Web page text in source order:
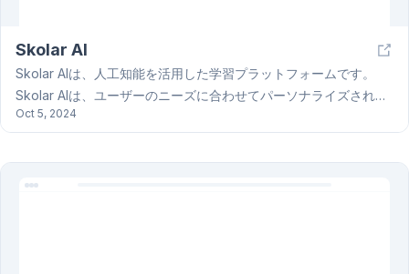
Skolar AI
Skolar AIは、人工知能を活用した学習プラットフォームです。
Skolar AIは、ユーザーのニーズに合わせてパーソナライズされた
学習体験を提供することに重点を置いています。インタラクティ
ており、効果的な学習を支援します。Skolar AIのAIが学習内容を
カスタマイズし、学習効果を高めるための評価も提供します。
Oct 5, 2024